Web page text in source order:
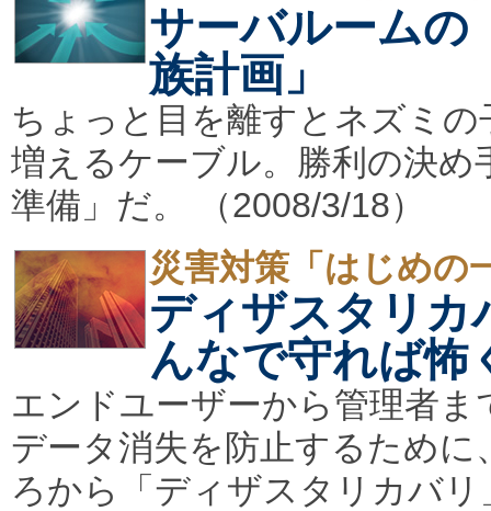
サーバルームの
族計画」
ちょっと目を離すとネズミ
増えるケーブル。勝利の決め
準備」だ。 （2008/3/18）
災害対策「はじめの
ディザスタリ
んなで守れば怖
エンドユーザーから管理者ま
データ消失を防止するために
ろから「ディザスタリカバ